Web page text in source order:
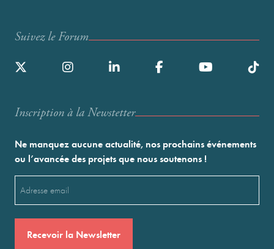
Suivez le Forum
Inscription à la Newstetter
Ne manquez aucune actualité, nos prochains événements
ou l’avancée des projets que nous soutenons !
(Nécessaire)